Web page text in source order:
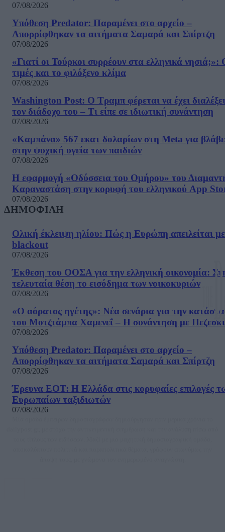
07/08/2026
Υπόθεση Predator: Παραμένει στο αρχείο –
Απορρίφθηκαν τα αιτήματα Σαμαρά και Σπίρτζη
07/08/2026
«Γιατί οι Τούρκοι συρρέουν στα ελληνικά νησιά;»:
τιμές και το φιλόξενο κλίμα
07/08/2026
Washington Post: Ο Τραμπ φέρεται να έχει διαλέξει
τον διάδοχο του – Τι είπε σε ιδιωτική συνάντηση
07/08/2026
«Καμπάνα» 567 εκατ δολαρίων στη Meta για
στην ψυχική υγεία των παιδιών
07/08/2026
Η εφαρμογή «Οδύσσεια του Ομήρου» του
Καραναστάση στην κορυφή του ελληνικού App
07/08/2026
ΔΗΜΟΦΙΛΗ
Ολική έκλειψη ηλίου: Πώς η Ευρώπη απειλείται με
blackout
07/08/2026
Έκθεση του ΟΟΣΑ για την ελληνική οικονομία:
τελευταία θέση το εισόδημα των νοικοκυριών
07/08/2026
«Ο αόρατος ηγέτης»: Νέα σενάρια για την
του Μοτζτάμπα Χαμενεΐ – Η συνάντηση με
07/08/2026
Υπόθεση Predator: Παραμένει στο αρχείο –
Απορρίφθηκαν τα αιτήματα Σαμαρά και Σπίρτζη
07/08/2026
Έρευνα ΕΟΤ: Η Ελλάδα στις κορυφαίες επιλογές
Ευρωπαίων ταξιδιωτών
07/08/2026